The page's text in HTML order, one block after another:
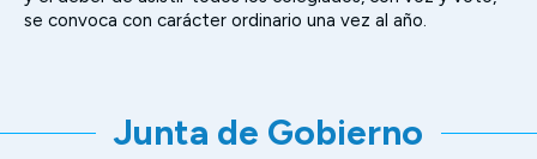
se convoca con carácter ordinario una vez al año.
Junta de Gobierno